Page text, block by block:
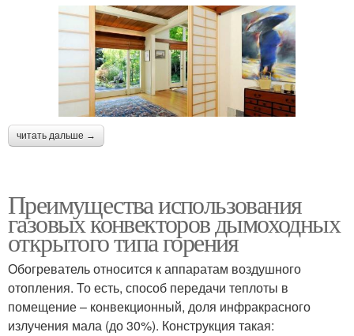
читать дальше →
Преимущества использования
газовых конвекторов дымоходных
открытого типа горения
Обогреватель относится к аппаратам воздушного
отопления. То есть, способ передачи теплоты в
помещение – конвекционный, доля инфракрасного
излучения мала (до 30%). Конструкция такая: